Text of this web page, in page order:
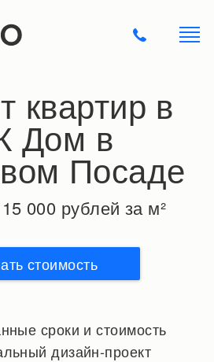
квартир в
Дом в
Посаде
000 рублей за м²
стоимость
сроки и стоимость
дизайн-проект